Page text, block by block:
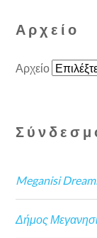
Αρχείο
Αρχείο
Meganisi
Δήμος